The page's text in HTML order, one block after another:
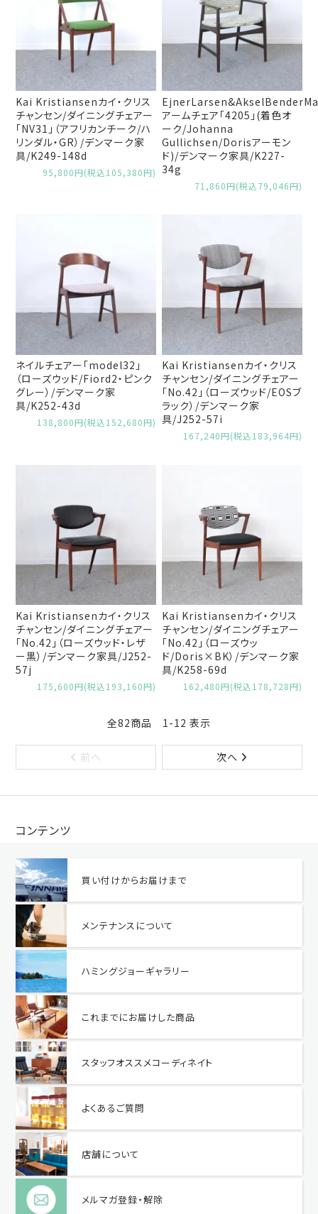
Kai Kristiansenカイ・クリス
チャンセン/ダイニングチェアー
「NV31」（アフリカンチーク/ハ
リンダル・GR）/デンマーク家
具/K249-148d
95,800円(税込105,380円)
アームチェア「4205」(着色オ
ーク/Johanna
Gullichsen/Dorisアーモン
ド)/デンマーク家具/K227-
34g
71,860円(税込79,046円)
ネイルチェアー「model32」
（ローズウッド/Fiord2・ピンク
グレー）/デンマーク家
具/K252-43d
138,800円(税込152,680円)
Kai Kristiansenカイ・クリス
チャンセン/ダイニングチェアー
「No.42」（ローズウッド/EOSブ
ラック）/デンマーク家
具/J252-57i
167,240円(税込183,964円)
Kai Kristiansenカイ・クリス
チャンセン/ダイニングチェアー
「No.42」（ローズウッド・レザ
ー黒）/デンマーク家具/J252-
57j
175,600円(税込193,160円)
Kai Kristiansenカイ・クリス
チャンセン/ダイニングチェアー
「No.42」（ローズウッ
ド/Doris×BK）/デンマーク家
具/K258-69d
162,480円(税込178,728円)
全82商品 1-12 表示
前へ 次へ
コンテンツ
買い付けからお届けまで
メンテナンスについて
ハミングジョーギャラリー
これまでにお届けした商品
スタッフオススメコーディネイト
よくあるご質問
店舗について
メルマガ登録・解除